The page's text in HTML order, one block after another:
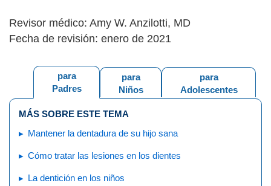
Revisor médico: Amy W. Anzilotti, MD
Fecha de revisión: enero de 2021
para
Adolescentes
para
Niños
para
Padres
MÁS SOBRE ESTE TEMA
Mantener la dentadura de su hijo sana
Cómo tratar las lesiones en los dientes
La dentición en los niños